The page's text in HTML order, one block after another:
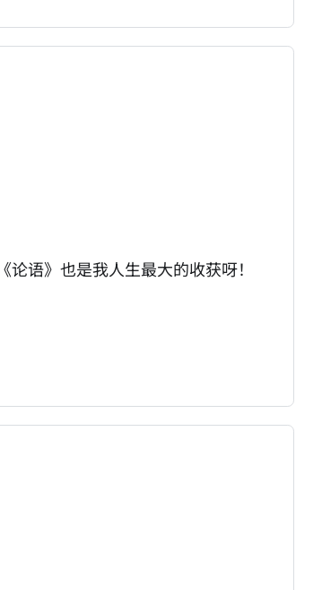
语》也是我人生最大的收获呀！